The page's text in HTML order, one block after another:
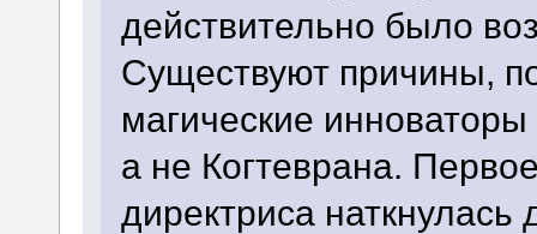
действительно было
Существуют причины,
магические
а не Когтеврана.
директриса